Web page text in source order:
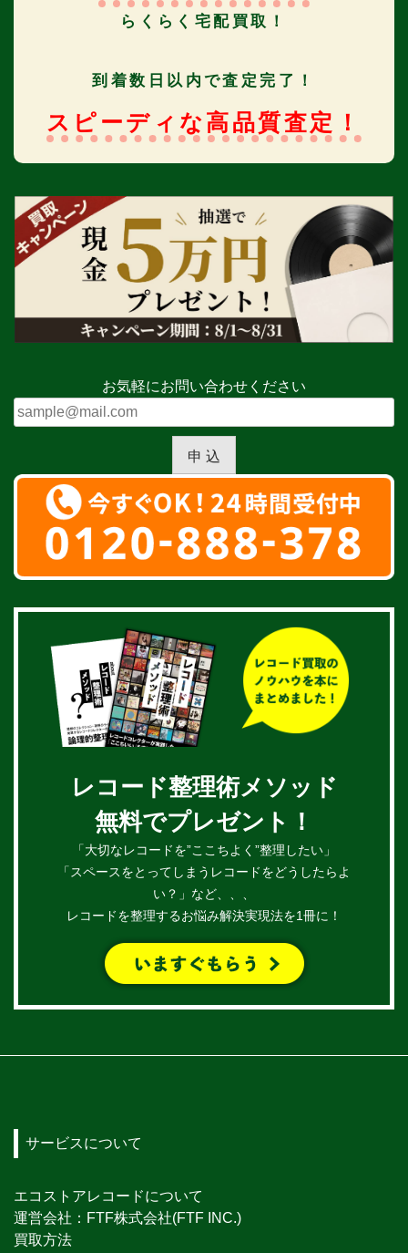
らくらく宅配買取！
到着数日以内で査定完了！
スピーディな高品質査定！
お気軽にお問い合わせください
申 込
レコード整理術メソッド
無料でプレゼント！
「大切なレコードを”ここちよく”整理したい」
「スペースをとってしまうレコードをどうしたらよ
い？」など、、、
レコードを整理するお悩み解決実現法を1冊に！
サービスについて
エコストアレコードについて
運営会社：FTF株式会社(FTF INC.)
買取方法